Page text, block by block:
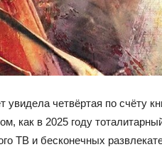
увидела четвёртая по счёту
как в 2025 году
ТВ и бесконечных